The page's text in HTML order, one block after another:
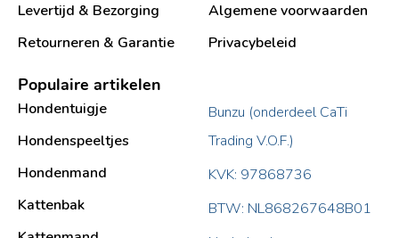
Levertijd & Bezorging
Retourneren & Garantie
Algemene voorwaarden
Privacybeleid
Populaire artikelen
Hondentuigje
Hondenspeeltjes
Hondenmand
Kattenbak
Bunzu (onderdeel CaTi
Trading V.O.F.)
KVK: 97868736
BTW: NL868267648B01